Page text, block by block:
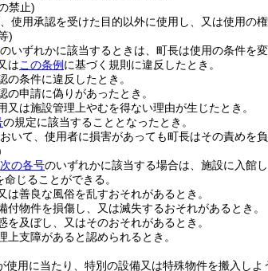
禁止)
使用承認を受けた目的以外に使用し、又は使用の
)
のいずれかに該当するときは、町長は使用の条件を
はこの条例 に基づく規則に違反したとき。
の条件に違反したとき。
の申請に偽りがあったとき。
又は施設管理上やむを得ない理由が生じたとき。
の規定に該当することとなったとき。
いて、使用者に損害があっても町長はその責めを負
次の各号のいずれかに該当する場合は、施設に入館
じることができる。
は善良な風俗を乱すおそれがあるとき。
付物件を損傷し、又は滅失するおそれがあるとき。
を及ぼし、又はそのおそれがあるとき。
上支障があると認められるとき。
使用に当たり、特別の設備又は特殊物件を搬入し